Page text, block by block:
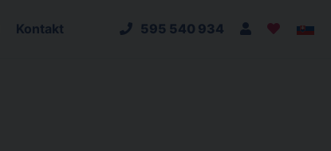
Kontakt 595 540 934